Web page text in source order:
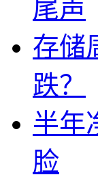
尾声
存储
跌？
半年
脸